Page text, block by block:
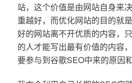
站，这个价值是由网站自身来
重越好，而优化网站的目的就
好的网站离不开优质的内容，
的人才能写出最有价值的内容
要参与到谷歌SEO中来的原因和